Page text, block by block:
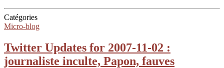
Catégories
Micro-blog
Twitter Updates for 2007-11-02 :
journaliste inculte, Papon, fauves